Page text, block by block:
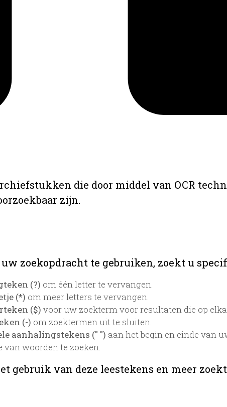
die door middel van OCR
zijn.
zoekopdracht te gebruiken, zoekt u
(?) om één letter te vervangen.
(*) om meer letters te vervangen.
($) voor uw zoekterm voor resultaten die op
(-) om zoektermen uit te sluiten.
aanhalingstekens (" ") aan het begin en einde van
van woorden te zoeken.
gebruik van deze leestekens en meer